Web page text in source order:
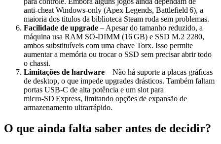
anti‑cheat Windows‑only (Apex Legends, Battlefield 6), a
maioria dos títulos da biblioteca Steam roda sem problemas.
Facilidade de upgrade – Apesar do tamanho reduzido, a
máquina usa RAM SO‑DIMM (16 GB) e SSD M.2 2280,
ambos substituíveis com uma chave Torx. Isso permite
aumentar a memória ou trocar o SSD sem precisar abrir todo
o chassi.
Limitações de hardware – Não há suporte a placas gráficas
de desktop, o que impede upgrades drásticos. Também faltam
portas USB‑C de alta potência e um slot para
micro‑SD Express, limitando opções de expansão de
armazenamento ultrarrápido.
O que ainda falta saber antes de decidir?